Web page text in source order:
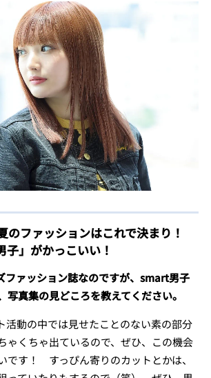
ファッションはこれで決まり！
子」がかっこいい！
ファッション誌なのですが、smart男子
写真集の見どころを教えてください。
動の中では見せたことのない素の部分
ゃくちゃ出ているので、ぜひ、この機会
です！ すっぴん寄りのカットとかは、